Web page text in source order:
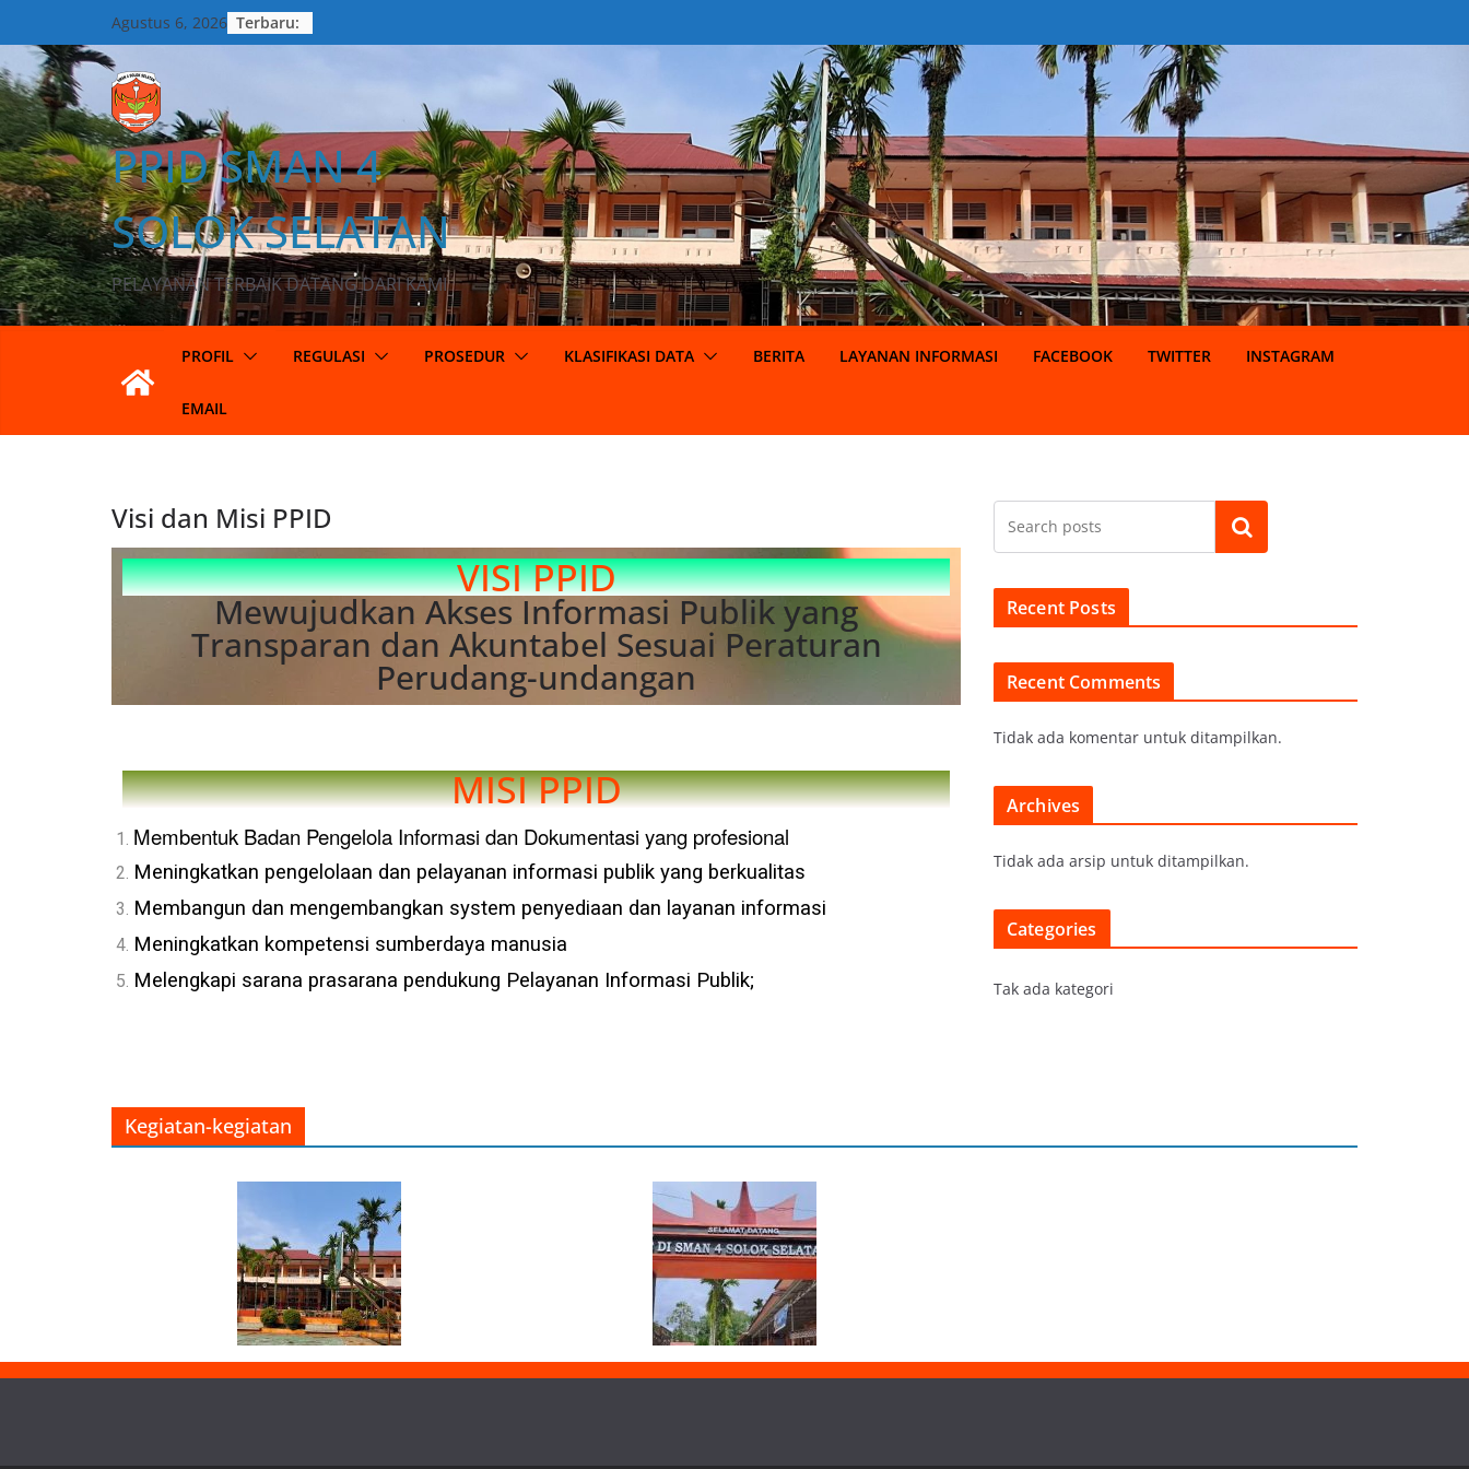
Agustus 6, 2026 Terbaru:
PPID SMAN 4
SOLOK SELATAN
PELAYANAN TERBAIK DATANG DARI KAMI
PROFIL REGULASI PROSEDUR KLASIFIKASI DATA BERITA LAYANAN INFORMASI FACEBOOK TWITTER INSTAGRAM
EMAIL
Visi dan Misi PPID
VISI PPID
Mewujudkan Akses Informasi Publik yang
Transparan dan Akuntabel Sesuai Peraturan
Perudang-undangan
MISI PPID
Membentuk Badan Pengelola Informasi dan Dokumentasi yang profesional
Meningkatkan pengelolaan dan pelayanan informasi publik yang berkualitas
Membangun dan mengembangkan system penyediaan dan layanan informasi
Meningkatkan kompetensi sumberdaya manusia
Melengkapi sarana prasarana pendukung Pelayanan Informasi Publik;
Cari
Recent Posts
Recent Comments
Tidak ada komentar untuk ditampilkan.
Archives
Tidak ada arsip untuk ditampilkan.
Categories
Tak ada kategori
Kegiatan-kegiatan